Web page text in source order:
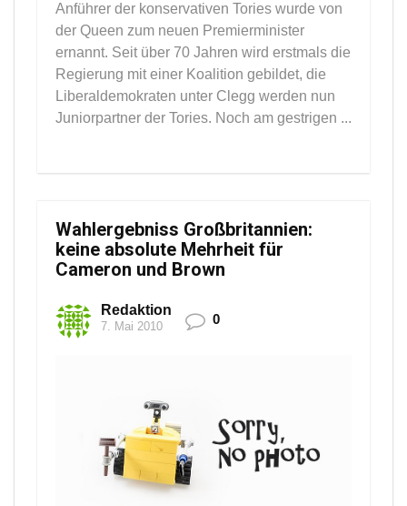
Anführer der konservativen Tories wurde von
der Queen zum neuen Premierminister
ernannt. Seit über 70 Jahren wird erstmals die
Regierung mit einer Koalition gebildet, die
Liberaldemokraten unter Clegg werden nun
Juniorpartner der Tories. Noch am gestrigen ...
Wahlergebniss Großbritannien:
keine absolute Mehrheit für
Cameron und Brown
Redaktion
7. Mai 2010 0